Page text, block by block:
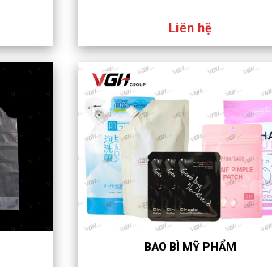
Liên hệ
BAO BÌ MỸ PHẨM